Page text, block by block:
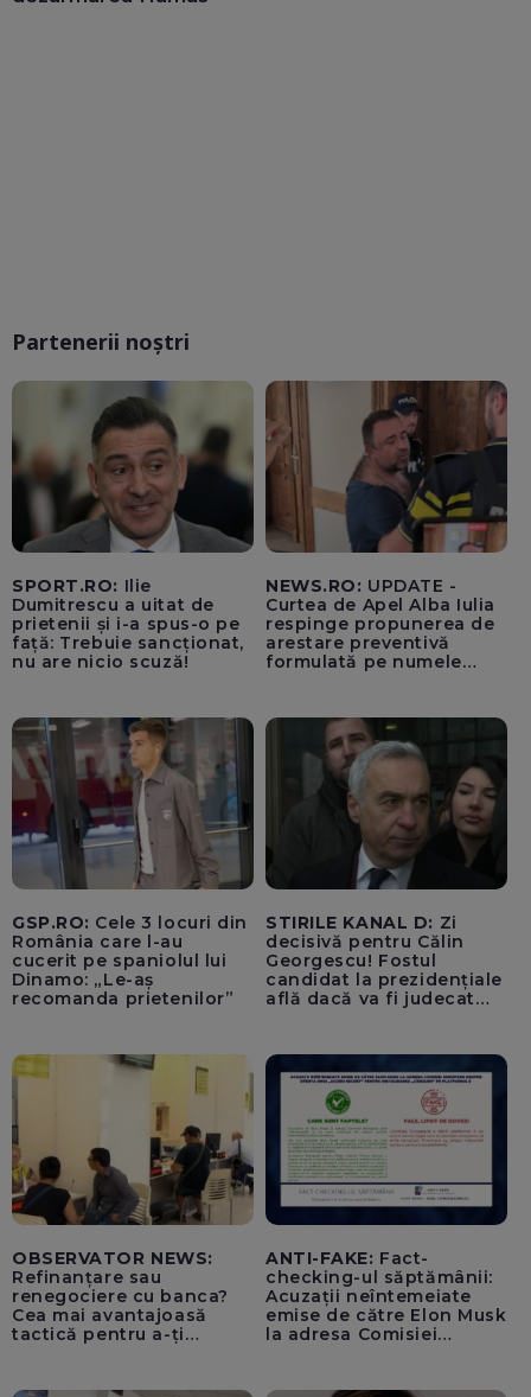
Partenerii noștri
SPORT.RO: Ilie
Dumitrescu a uitat de
prietenii și i-a spus-o pe
față: Trebuie sancționat,
nu are nicio scuză!
NEWS.RO: UPDATE -
Curtea de Apel Alba Iulia
respinge propunerea de
arestare preventivă
formulată pe numele
letal / Ce a declarat la
ieșirea din sală
GSP.RO: Cele 3 locuri din
România care l-au
cucerit pe spaniolul lui
Dinamo: „Le-aș
recomanda prietenilor”
STIRILE KANAL D: Zi
decisivă pentru Călin
Georgescu! Fostul
candidat la prezidențiale
află dacă va fi judecat
OBSERVATOR NEWS:
Refinanțare sau
renegociere cu banca?
Cea mai avantajoasă
tactică pentru a-ți
ANTI-FAKE: Fact-
checking-ul săptămânii:
Acuzații neîntemeiate
emise de către Elon Musk
la adresa Comisiei
pentru instaurarea